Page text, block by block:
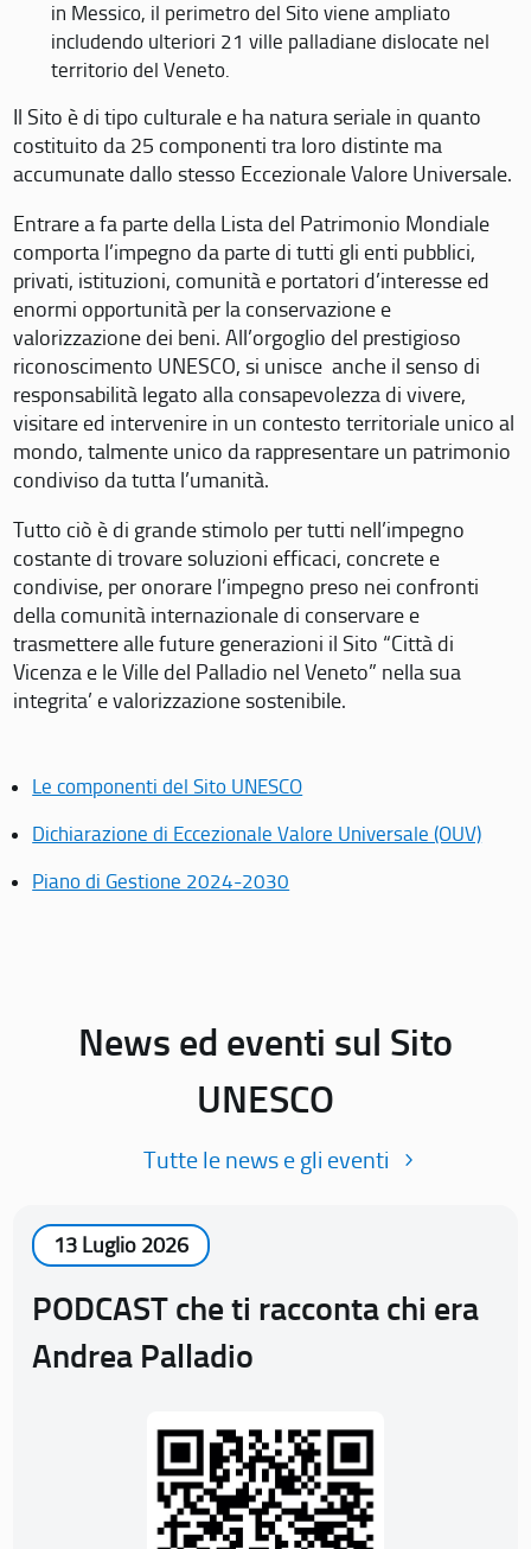
in Messico, il perimetro del Sito viene ampliato
includendo ulteriori 21 ville palladiane dislocate nel
territorio del Veneto.
Il Sito è di tipo culturale e ha natura seriale in quanto
costituito da 25 componenti tra loro distinte ma
accumunate dallo stesso Eccezionale Valore Universale.
Entrare a fa parte della Lista del Patrimonio Mondiale
comporta l’impegno da parte di tutti gli enti pubblici,
privati, istituzioni, comunità e portatori d’interesse ed
enormi opportunità per la conservazione e
valorizzazione dei beni. All’orgoglio del prestigioso
riconoscimento UNESCO, si unisce anche il senso di
responsabilità legato alla consapevolezza di vivere,
visitare ed intervenire in un contesto territoriale unico al
mondo, talmente unico da rappresentare un patrimonio
condiviso da tutta l’umanità.
Tutto ciò è di grande stimolo per tutti nell’impegno
costante di trovare soluzioni efficaci, concrete e
condivise, per onorare l’impegno preso nei confronti
della comunità internazionale di conservare e
trasmettere alle future generazioni il Sito “Città di
Vicenza e le Ville del Palladio nel Veneto” nella sua
integrita’ e valorizzazione sostenibile.
Le componenti del Sito UNESCO
Dichiarazione di Eccezionale Valore Universale (OUV)
Piano di Gestione 2024-2030
News ed eventi sul Sito
UNESCO
Tutte le news e gli eventi
13 Luglio 2026
PODCAST che ti racconta chi era
Andrea Palladio